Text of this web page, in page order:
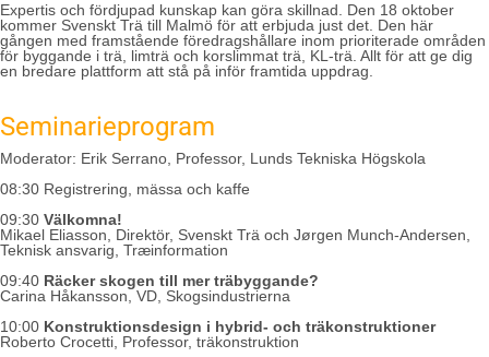
Expertis och fördjupad kunskap kan göra skillnad. Den 18 oktober
kommer Svenskt Trä till Malmö för att erbjuda just det. Den här
gången med framstående föredragshållare inom prioriterade områden
för byggande i trä, limträ och korslimmat trä, KL-trä. Allt för att ge dig
en bredare plattform att stå på inför framtida uppdrag.
Seminarieprogram
Moderator: Erik Serrano, Professor, Lunds Tekniska Högskola
08:30 Registrering, mässa och kaffe
09:30 Välkomna!
Mikael Eliasson, Direktör, Svenskt Trä och Jørgen Munch-Andersen,
Teknisk ansvarig, Træinformation
09:40 Räcker skogen till mer träbyggande?
Carina Håkansson, VD, Skogsindustrierna
10:00 Konstruktionsdesign i hybrid- och träkonstruktioner
Roberto Crocetti, Professor, träkonstruktion